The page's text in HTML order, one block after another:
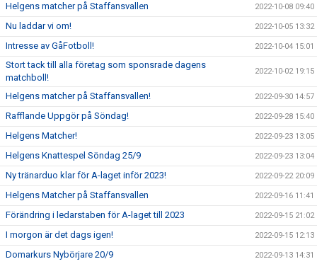
Helgens matcher på Staffansvallen 2022-10-08 09:40
Nu laddar vi om! 2022-10-05 13:32
Intresse av GåFotboll! 2022-10-04 15:01
Stort tack till alla företag som sponsrade dagens
matchboll!
2022-10-02 19:15
Helgens matcher på Staffansvallen! 2022-09-30 14:57
Rafflande Uppgör på Söndag! 2022-09-28 15:40
Helgens Matcher! 2022-09-23 13:05
Helgens Knattespel Söndag 25/9 2022-09-23 13:04
Ny tränarduo klar för A-laget inför 2023! 2022-09-22 20:09
Helgens Matcher på Staffansvallen 2022-09-16 11:41
Förändring i ledarstaben för A-laget till 2023 2022-09-15 21:02
I morgon är det dags igen! 2022-09-15 12:13
Domarkurs Nybörjare 20/9 2022-09-13 14:31